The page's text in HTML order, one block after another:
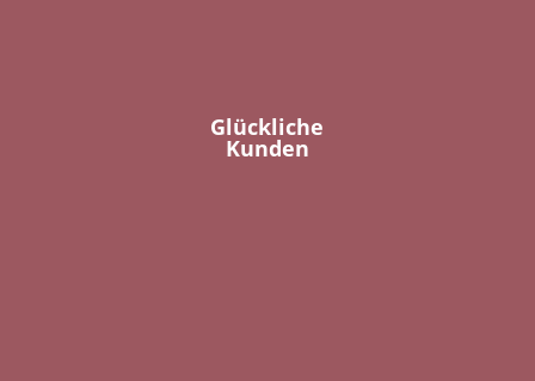
Glückliche
Kunden